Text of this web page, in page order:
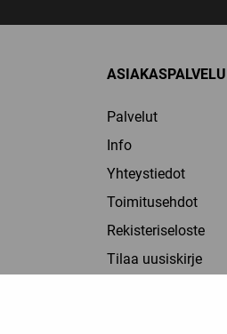
ASIAKASPALVELU
Palvelut
Info
Yhteystiedot
Toimitusehdot
Rekisteriseloste
Tilaa uusiskirje